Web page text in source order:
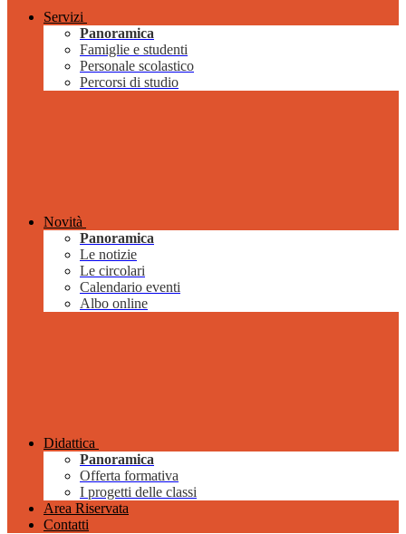
Servizi
Panoramica
Famiglie e studenti
Personale scolastico
Percorsi di studio
Novità
Panoramica
Le notizie
Le circolari
Calendario eventi
Albo online
Didattica
Panoramica
Offerta formativa
I progetti delle classi
Area Riservata
Contatti